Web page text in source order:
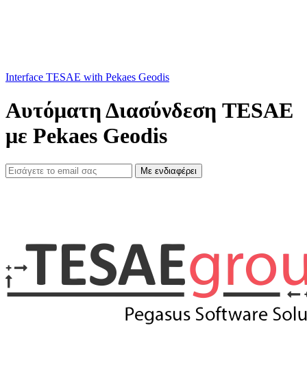
Interface TESAE with Pekaes Geodis
Αυτόματη Διασύνδεση TESAE
με Pekaes Geodis
Με ενδιαφέρει